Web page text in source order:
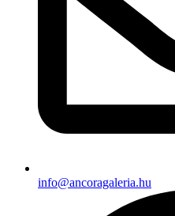
info@ancoragaleria.hu